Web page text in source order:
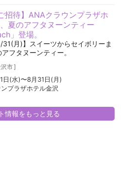
招待】ANAクラウンプラザホ
夏のアフタヌーンティー
」登場。
31(月)】スイーツからセイボリーま
フタヌーンティー。
市]
日(水)〜8月31日(月)
プラザホテル金沢
情報をもっと見る